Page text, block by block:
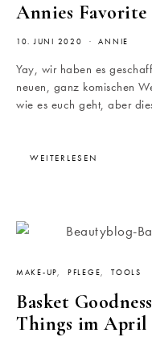
Annies
10. JUNI 2020 ANNIE
Yay, wir haben es
neuen, ganz komischen
wie es euch geht, aber
WEITERLESEN
MAKE-UP PFLEGE TOOLS
Basket
Things im April